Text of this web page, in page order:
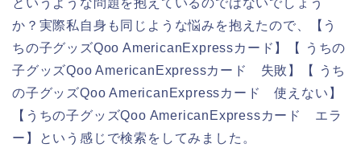
というような問題を抱えているのではないでしょう
か？実際私自身も同じような悩みを抱えたので、【う
ちの子グッズQoo AmericanExpressカード】【 うちの
子グッズQoo AmericanExpressカード 失敗】【 うち
の子グッズQoo AmericanExpressカード 使えない】
【うちの子グッズQoo AmericanExpressカード エラ
ー】という感じで検索をしてみました。